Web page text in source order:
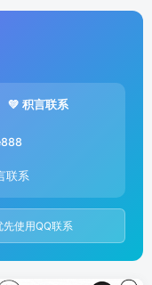
言联系
联系
使用QQ联系